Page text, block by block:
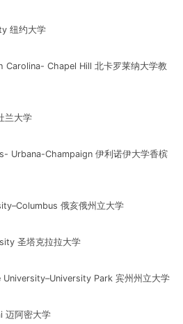
纽约大学
Chapel Hill 北卡罗莱纳大学教
兰大学
Urbana-Champaign 伊利诺伊大学香槟
俄亥俄州立大学
圣塔克拉拉大学
University–University Park 宾州州立大学
迈阿密大学